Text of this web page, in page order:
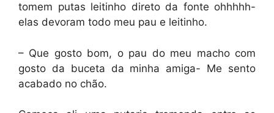
tomem putas leitinho direto da fonte ohhhhh-
elas devoram todo meu pau e leitinho.
– Que gosto bom, o pau do meu macho com
gosto da buceta da minha amiga- Me sento
acabado no chão.